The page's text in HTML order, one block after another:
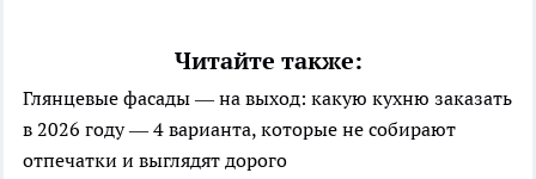
Читайте также:
Глянцевые фасады — на выход: какую кухню заказать
в 2026 году — 4 варианта, которые не собирают
отпечатки и выглядят дорого